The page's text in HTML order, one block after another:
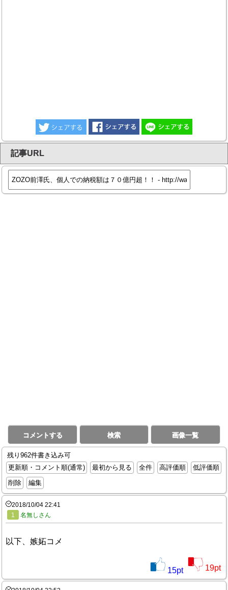
記事URL
コメントする 検索 画像一覧
残り962件書き込み可
更新順・コメント順(通常)
最初から見る 全件 高評価順
低評価順
削除
編集
2018/10/04 22:41
1
名無しさん
以下、嫉妬コメ
15pt 19pt